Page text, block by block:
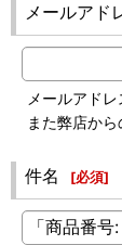
メールアド
メールアド
また弊店か
件名 [必須]